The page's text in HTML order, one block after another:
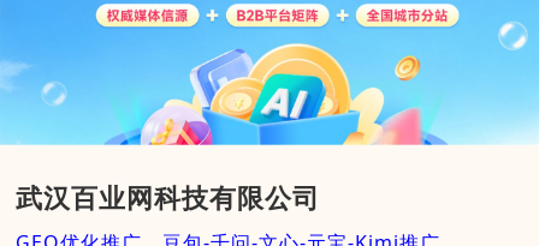
武汉百业网科技有限公司